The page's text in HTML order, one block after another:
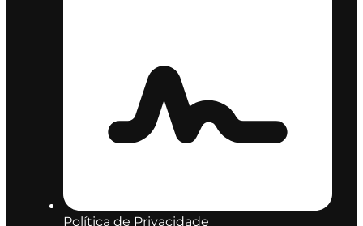
Política de Privacidade